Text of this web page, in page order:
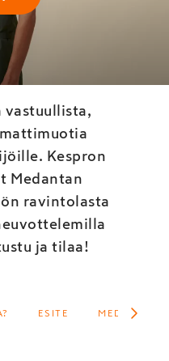
vastuullista,
Kespron
Medantan
ravintolasta
ja tilaa!
ESITE MEDANTAN